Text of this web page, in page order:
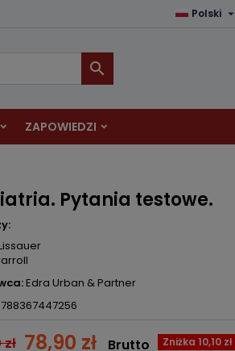
Polski 

ZAPOWIEDZI
Pytania testowe.
Edra Urban & Partner
78,90 zł Zniżka 10,10 zł
Brutto
swojej liście życzeń.